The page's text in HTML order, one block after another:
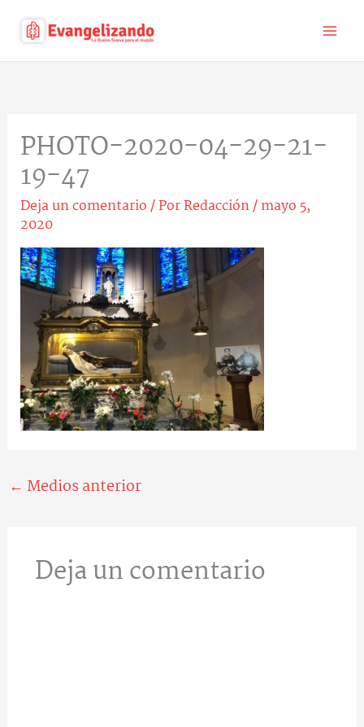
PHOTO-2020-04-29-21-
19-47
Deja un comentario/ PorRedacción/mayo 5,
2020
← Medios anterior
Deja un comentario